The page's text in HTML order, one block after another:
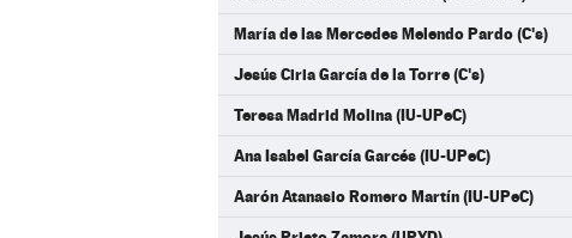
María de las Mercedes Melendo Pardo (C's)
Jesús Ciria García de la Torre (C's)
Teresa Madrid Molina (IU-UPeC)
Ana Isabel García Garcés (IU-UPeC)
Aarón Atanasio Romero Martín (IU-UPeC)